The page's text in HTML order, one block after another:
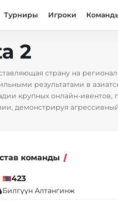
Турниры Игроки
2
страну на
результатами в
крупных онлайн-
демонстрируя
команды
423
Билгүүн Алтангинж